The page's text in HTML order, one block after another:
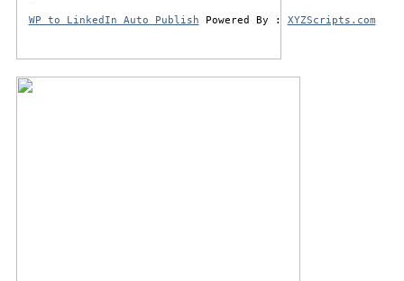
WP to LinkedIn Auto Publish Powered By : XYZScripts.com